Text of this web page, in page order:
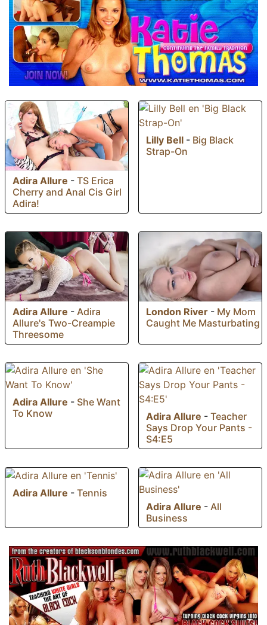
Adira Allure - TS Erica
Cherry and Anal Cis Girl
Adira!
Lilly Bell - Big Black
Strap-On
Adira Allure - Adira
Allure's Two-Creampie
Threesome
London River - My Mom
Caught Me Masturbating
Adira Allure - She Want
To Know
Adira Allure - Teacher
Says Drop Your Pants -
S4:E5
Adira Allure - Tennis
Adira Allure - All
Business